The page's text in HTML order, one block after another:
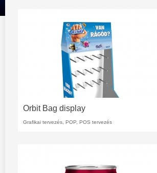
Orbit Bag display
Grafikai tervezés, POP, POS tervezés